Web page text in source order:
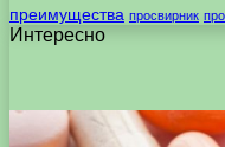
преимущества просвирник
Интересно